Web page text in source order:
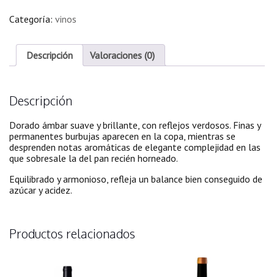
Categoría: vinos
Descripción Valoraciones (0)
Descripción
Dorado ámbar suave y brillante, con reflejos verdosos. Finas y
permanentes burbujas aparecen en la copa, mientras se
desprenden notas aromáticas de elegante complejidad en las
que sobresale la del pan recién horneado.
Equilibrado y armonioso, refleja un balance bien conseguido de
azúcar y acidez.
Productos relacionados